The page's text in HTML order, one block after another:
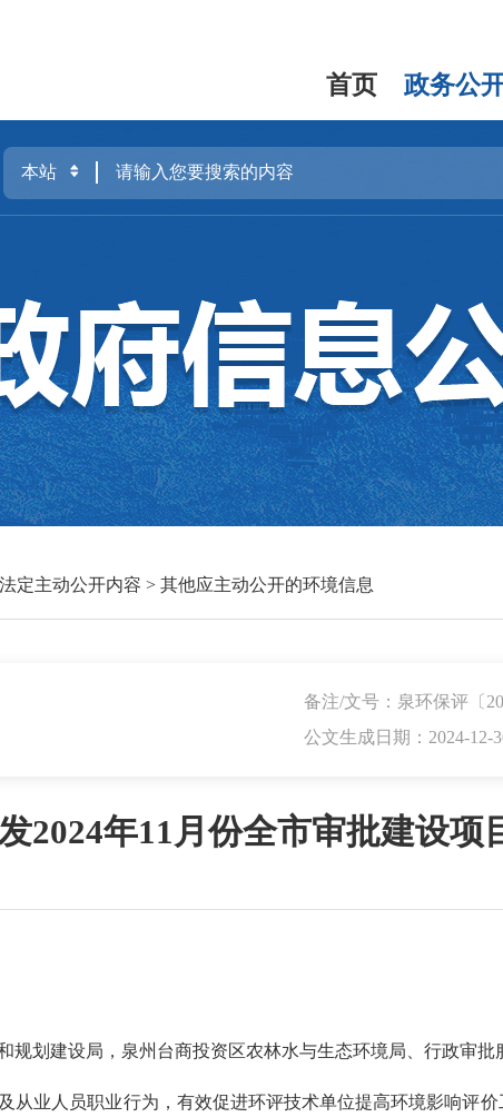
首页 政务公
法定主动公开内容 > 其他应主动公开的环境信息
备注/文号：泉环保评〔
公文生成日期：2024-12-
2024年11月份全市审批建设
划建设局，泉州台商投资区农林水与生态环境局、行政审批
从业人员职业行为，有效促进环评技术单位提高环境影响评